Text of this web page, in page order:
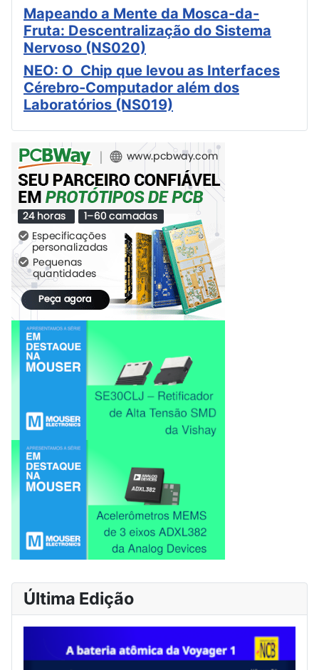
Mapeando a Mente da Mosca-da-
Fruta: Descentralização do Sistema
Nervoso (NS020)
NEO: O Chip que levou as Interfaces
Cérebro-Computador além dos
Laboratórios (NS019)
Última Edição